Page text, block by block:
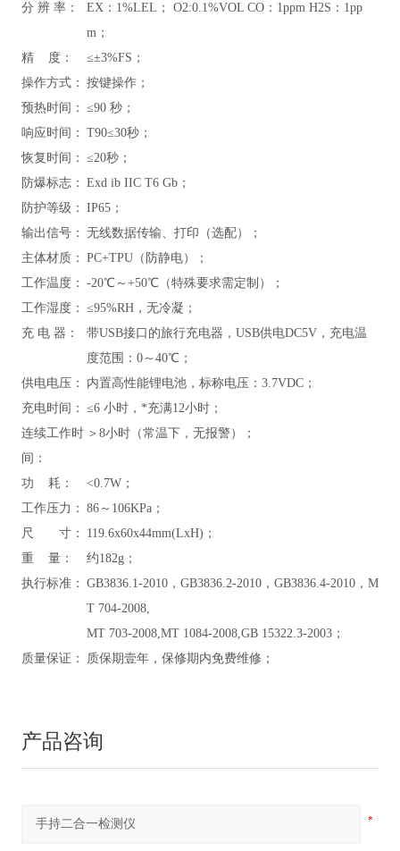
分 辨 率：
EX：1%LEL； O2:0.1%VOL CO：1ppm H2S：1pp
m；
精 度：
≤±3%FS；
操作方式： 按键操作；
预热时间： ≤90 秒；
响应时间： T90≤30秒；
恢复时间： ≤20秒；
防爆标志： Exd ib IIC T6Gb；
防护等级： IP65；
输出信号： 无线数据传输、打印（选配）；
主体材质： PC+TPU（防静电）；
工作温度： -20℃～+50℃（特殊要求需定制）；
工作湿度： ≤95%RH，无冷凝；
充 电 器：
带USB接口的旅行充电器，USB供电DC5V，充电温
度范围：0～40℃；
供电电压：
内置高性能锂电池，标称电压：3.7VDC；
充电时间： ≤6 小时，*充满12小时；
连续工作时
间：
＞8小时（常温下，无报警）；
功 耗：
<0.7W；
工作压力： 86～106KPa；
尺 寸：
119.6x60x44mm(LxH)；
重 量：
约182g；
执行标准： GB3836.1-2010，GB3836.2-2010，GB3836.4-2010，M
T 704-2008,
MT 703-2008,MT 1084-2008,GB 15322.3-2003；
质量保证：
质保期壹年，保修期内免费维修；
产品咨询